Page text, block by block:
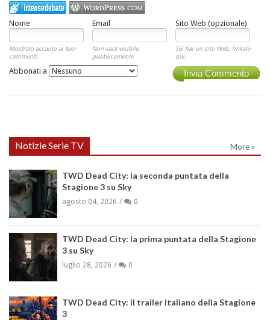
Nome Email Sito Web (opzionale)
Mostrato accanto ai tuoi
commenti.
Non sarà visibile
pubblicamente.
Sei hai un sito Web, linkalo
qui.
Invia Commento
Abbonati a
Notizie Serie TV More »
TWD Dead City: la seconda puntata della
Stagione 3 su Sky
agosto 04, 2026 0
TWD Dead City: la prima puntata della Stagione
3 su Sky
luglio 28, 2026 0
TWD Dead City: il trailer italiano della Stagione
3